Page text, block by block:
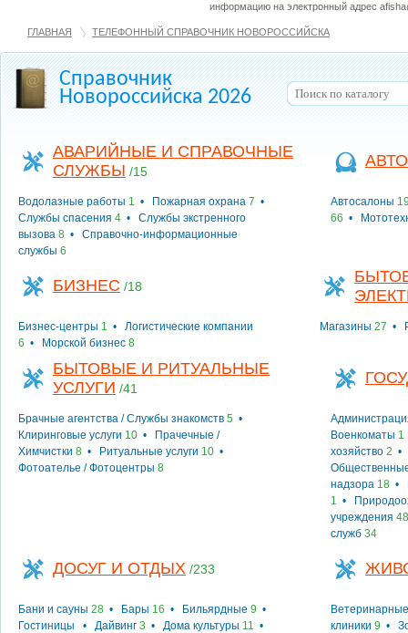
информацию на электронный адрес
ГЛАВНАЯ ТЕЛЕФОННЫЙ СПРАВОЧНИК НОВОРОССИЙСКА
Справочник
Новороссийска 2026
АВАРИЙНЫЕ И СПРАВОЧНЫЕ
СЛУЖБЫ /15
Водолазные работы 1 • Пожарная охрана 7 •
Службы спасения 4 • Службы экстренного
вызова 8 • Справочно-информационные
службы 6
Автосалоны
66 •
БИЗНЕС /18
Бизнес-центры 1 • Логистические компании
6 • Морской бизнес 8
Магазины 27 •
БЫТОВЫЕ И РИТУАЛЬНЫЕ
УСЛУГИ /41
Брачные агентства / Службы знакомств 5 •
Клиринговые услуги 10 •
Прачечные /
Химчистки 8 • Ритуальные услуги 10 •
Фотоателье / Фотоцентры 8
Военкоматы 1
хозяйство 2
надзора 18 •
1 •
учреждения 48
служб 34
ДОСУГ И ОТДЫХ /233
Бани и сауны 28 • Бары 16 • Бильярдные 9 •
Гостиницы
• Дайвинг 3 • Дома культуры 11 •
клиники 9 •